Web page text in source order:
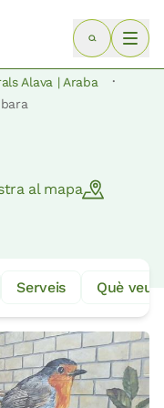
Alava | Araba ·
al mapa
Serveis Què